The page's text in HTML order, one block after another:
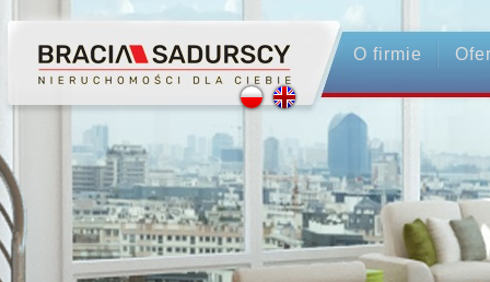
O firmie
Profesjonalne Pośrednictwo